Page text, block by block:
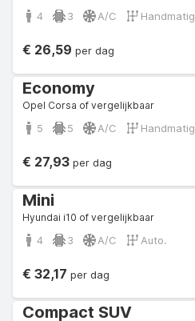
4 3 A/C Handmatig
€ 26,59 per dag
Economy
Opel Corsa of vergelijkbaar
5 5 A/C Handmatig
€ 27,93 per dag
Mini
Hyundai i10 of vergelijkbaar
4 3 A/C Auto.
€ 32,17 per dag
Compact SUV